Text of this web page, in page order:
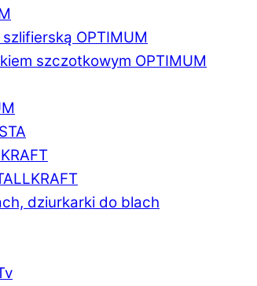
OPTIMUM
szczotkowym OPTIMUM
dziurkarki do blach